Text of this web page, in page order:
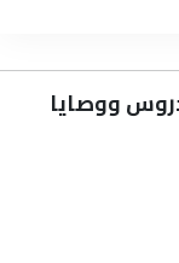
ووصايا